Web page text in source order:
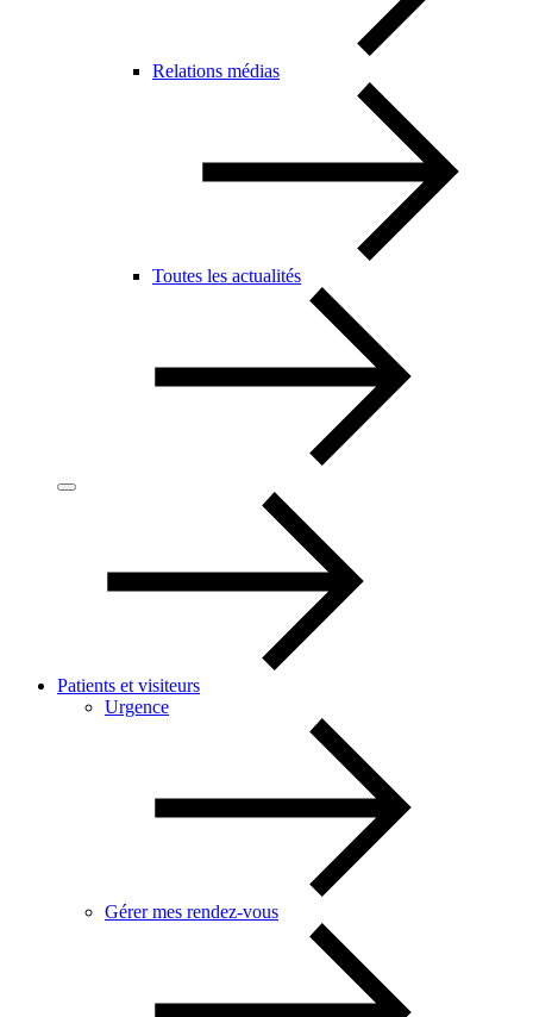
Relations médias
Toutes les actualités
Patients et visiteurs
Urgence
Gérer mes rendez-vous